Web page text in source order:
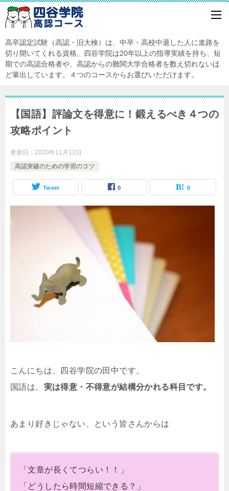
高卒認定試験（高認・旧大検）は、中卒・高校中退した人に進路を
切り開いてくれる資格。四谷学院は20年以上の指導実績を持ち、短
期での高認合格者や、高認からの難関大学合格者を数え切れないほ
ど輩出しています。４つのコースからお選びいただけます。
【国語】評論文を得意に！鍛えるべき４つの
攻略ポイント
更新日： 2020年11月12日
高認突破のための学習のコツ
Tweet 0 0
こんにちは、四谷学院の田中です。
国語は、 実は得意・不得意が結構分かれる科目です。
あまり好きじゃない、という皆さんからは
「文章が長くてつらい！！」
「どうしたら時間短縮できる？」